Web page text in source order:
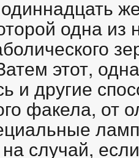
одиннадцать
одна из
этот,
и другие
факела, от
случай,